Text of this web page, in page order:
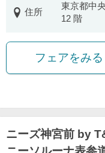
住所
東京都中
12 階
フェアをみる
ニーズ神宮前 by